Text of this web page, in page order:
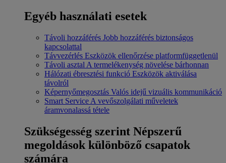
Egyéb használati esetek
Távoli hozzáférés Jobb hozzáférés biztonságos
kapcsolattal
Távvezérlés Eszközök ellenőrzése platformfüggetlenül
Távoli asztal A termelékenység növelése bárhonnan
Hálózati ébresztési funkció Eszközök aktiválása
távolról
Képernyőmegosztás Valós idejű vizuális kommunikáció
Smart Service A vevőszolgálati műveletek
áramvonalassá tétele
Szükségesség szerint Népszerű
megoldások különböző csapatok
számára